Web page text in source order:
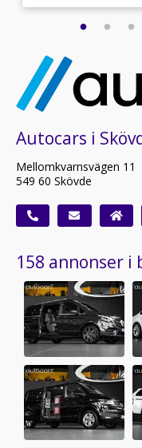
Autocars i
Mellomkvarnsvägen 11
549 60 Skövde
158 annonser i